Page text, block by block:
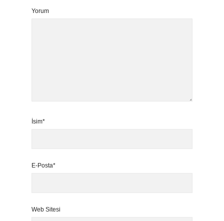
Yorum
İsim*
E-Posta*
Web Sitesi